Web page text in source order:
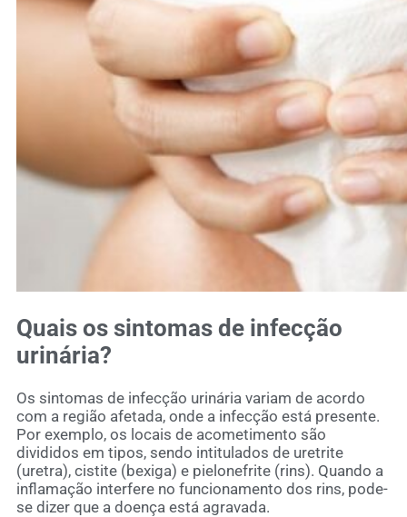
Quais os sintomas de infecção
urinária?
Os sintomas de infecção urinária variam de acordo
com a região afetada, onde a infecção está presente.
Por exemplo, os locais de acometimento são
divididos em tipos, sendo intitulados de uretrite
(uretra), cistite (bexiga) e pielonefrite (rins). Quando a
inflamação interfere no funcionamento dos rins, pode-
se dizer que a doença está agravada.